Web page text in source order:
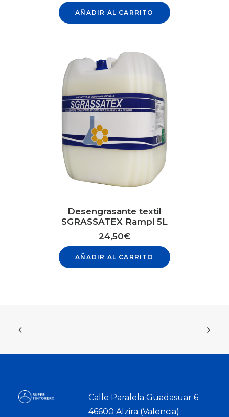
AÑADIR AL CARRITO
Desengrasante textil
SGRASSATEX Rampi 5L
24,50€
AÑADIR AL CARRITO
Calle Paralela Guadasuar 6
46600 Alzira (Valencia)